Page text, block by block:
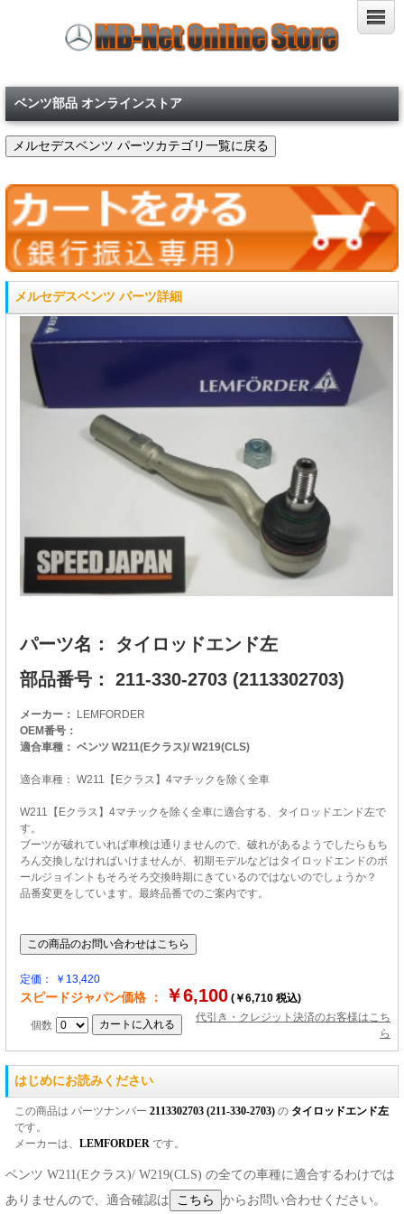
ベンツ部品 オンラインストア
メルセデスベンツ パーツ詳細
パーツ名： タイロッドエンド左
部品番号： 211-330-2703 (2113302703)
メーカー：
LEMFORDER
OEM番号：
適合車種： ベンツ W211(Eクラス)/ W219(CLS)
適合車種： W211【Eクラス】4マチックを除く全車
W211【Eクラス】4マチックを除く全車に適合する、タイロッドエンド左で
す。
ブーツが破れていれば車検は通りませんので、破れがあるようでしたらもち
ろん交換しなければいけませんが、初期モデルなどはタイロッドエンドのボ
ールジョイントもそろそろ交換時期にきているのではないのでしょうか？
品番変更をしています。最終品番でのご案内です。
定価： ￥13,420
スピードジャパン価格 ： ￥6,100 (￥6,710 税込)
個数
代引き・クレジット決済のお客様はこち
ら
はじめにお読みください
この商品は パーツナンバー 2113302703 (211-330-2703) の タイロッドエンド左
です。
メーカーは、 LEMFORDER です。
ベンツ W211(Eクラス)/ W219(CLS) の全ての車種に適合するわけでは
ありませんので、適合確認は
からお問い合わせください。